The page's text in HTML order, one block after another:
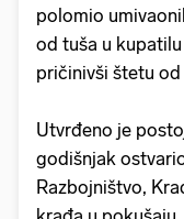
polomio
od tuša u
pričinivši štetu od
Utvrđeno je
godišnjak
Razbojništvo,